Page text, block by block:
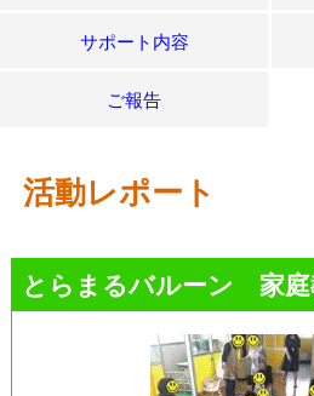
サポート内容
ご報告
活動レポート
とらまるバルーン 家庭